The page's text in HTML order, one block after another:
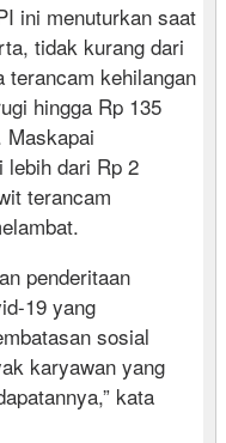
ini menuturkan saat
tidak kurang dari
kehilangan
hingga Rp 135
lebih dari Rp 2
terancam
penderitaan
19 yang
sosial
karyawan yang
kata